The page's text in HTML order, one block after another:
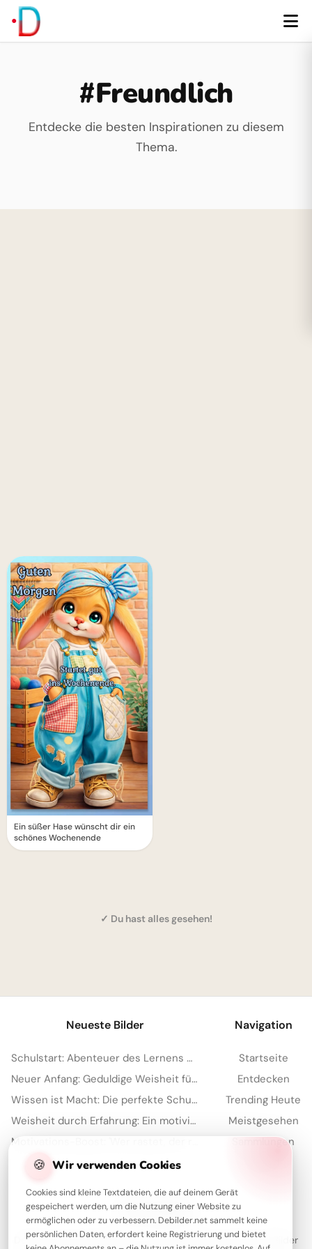
#Freundlich
Entdecke die besten Inspirationen zu diesem
Thema.
Ein süßer Hase wünscht dir ein
schönes Wochenende
✓ Du hast alles gesehen!
🍪 Wir verwenden Cookies
Cookies sind kleine Textdateien, die auf deinem Gerät
gespeichert werden, um die Nutzung einer Website zu
ermöglichen oder zu verbessern. Debilder.net sammelt keine
persönlichen Daten, erfordert keine Registrierung und bietet
Neueste Bilder
Schulstart: Abenteuer des Lernens entdecken – perfekte Inspiration für Instagram
Neuer Anfang: Geduldige Weisheit für dein Schuljahr auf Instagram.
Wissen ist Macht: Die perfekte Schulstart-Botschaft für Instagram!
Weisheit durch Erfahrung: Ein motivierender Spruch für Facebook zum Schulstart.
Navigation
Startseite
Entdecken
Trending Heute
Meistgesehen
Sammlungen
Über Debilder
Debilder ist deine Plattform für die schönsten Grüße und Bilder